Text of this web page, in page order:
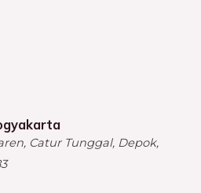
Catur Tunggal, Depok,